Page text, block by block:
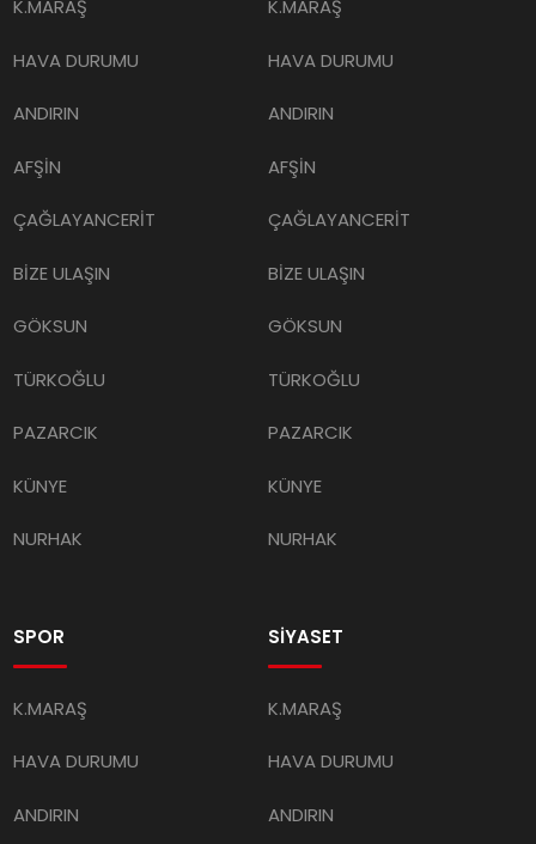
K.MARAŞ
HAVA DURUMU
ANDIRIN
AFŞİN
ÇAĞLAYANCERİT
BİZE ULAŞIN
GÖKSUN
TÜRKOĞLU
PAZARCIK
KÜNYE
NURHAK
K.MARAŞ
HAVA DURUMU
ANDIRIN
AFŞİN
ÇAĞLAYANCERİT
BİZE ULAŞIN
GÖKSUN
TÜRKOĞLU
PAZARCIK
KÜNYE
NURHAK
SPOR
K.MARAŞ
HAVA DURUMU
ANDIRIN
SİYASET
K.MARAŞ
HAVA DURUMU
ANDIRIN